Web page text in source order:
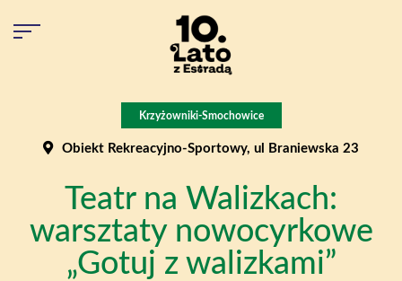
Krzyżowniki-Smochowice
Obiekt Rekreacyjno-Sportowy, ul Braniewska 23
Teatr na Walizkach:
warsztaty nowocyrkowe
„Gotuj z walizkami”